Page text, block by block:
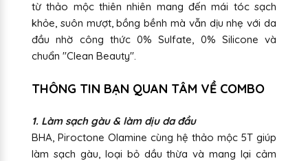
từ thảo mộc thiên nhiên mang đến mái tóc sạch
khỏe, suôn mượt, bồng bềnh mà vẫn dịu nhẹ với da
đầu nhờ công thức 0% Sulfate, 0% Silicone và
chuẩn "Clean Beauty".
THÔNG TIN BẠN QUAN TÂM VỀ COMBO
1. Làm sạch gàu & làm dịu da đầu
BHA, Piroctone Olamine cùng hệ thảo mộc 5T giúp
làm sạch gàu, loại bỏ dầu thừa và mang lại cảm